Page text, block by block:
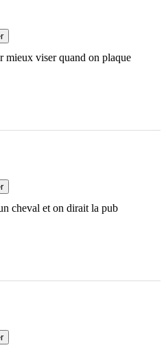
mieux viser quand on plaque
cheval et on dirait la pub